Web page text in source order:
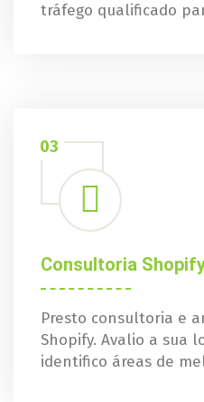
tráfego qualificado
03
Consultoria
Presto consultoria e
Shopify. Avalio a sua
identifico áreas de